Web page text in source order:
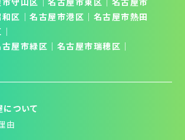
和区 │名古屋市港区 ｜ 名古屋市熱田
｜
古屋市緑区 ｜ 名古屋市瑞穂区 ｜
について
由